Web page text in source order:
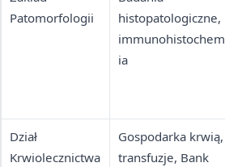
Patomorfologii
histopatologiczne,
immunohistochem
ia
Dział
Krwiolecznictwa
Gospodarka krwią,
transfuzje, Bank